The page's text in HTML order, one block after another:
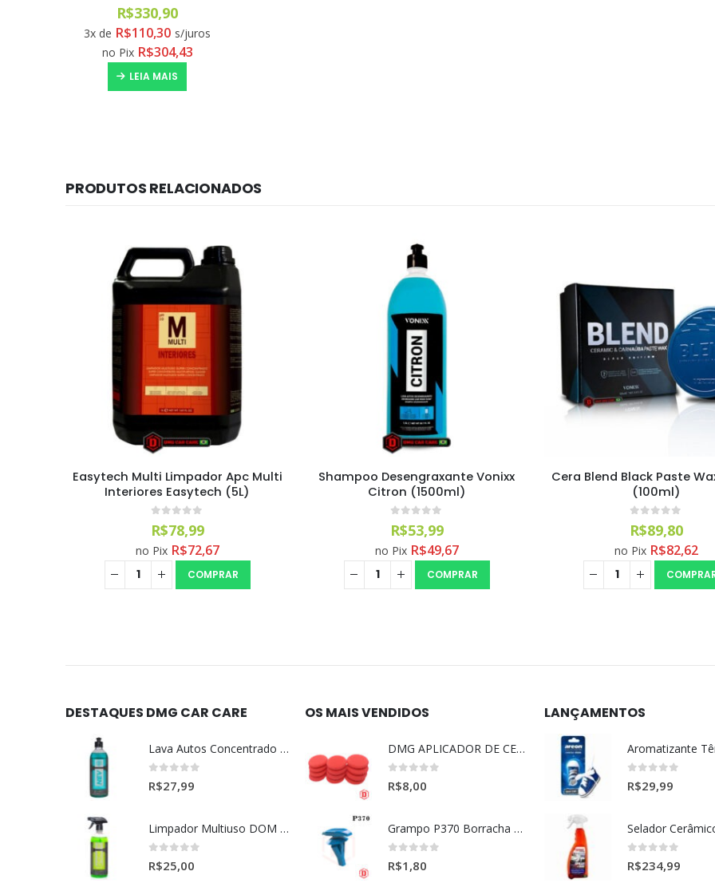
out of 5
R$330,90
3x de R$110,30 s/juros
no Pix R$304,43
LEIA MAIS
PRODUTOS RELACIONADOS
Easytech Multi Limpador Apc Multi
Interiores Easytech (5L)
out of 5
R$78,99
no Pix R$72,67
COMPRAR
Shampoo Desengraxante Vonixx
Citron (1500ml)
out of 5
R$53,99
no Pix R$49,67
COMPRAR
Cera Blend Black Paste
(100ml)
out of 5
R$89,80
no Pix R$82,62
DESTAQUES DMG CAR CARE
Lava Autos Concentrado NEV (nevada) 1:400 (500ml)
R$27,99
Limpador Multiuso DOM (Dominos) Dmg Pronto P/Uso (500ml)
R$25,00
OS MAIS VENDIDOS
DMG APLICADOR DE CERA ULTRA MACIO VERMELHO l
R$8,00
Grampo P370 Borracha Porta (HONDA-TOYOTA)
R$1,80
LANÇAMENTOS
R$29,99
R$234,99